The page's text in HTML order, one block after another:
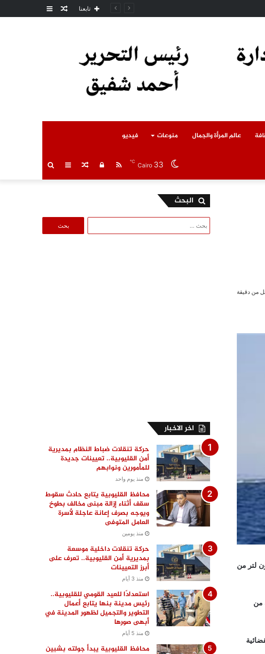
عمودمقال تابعنا
عالم المرأة والجمال منوعات فيديو
بحث عمود مقالتسجيل RSS Cairo 33
℃
من دقيقة
لتر من
من
البحث
عن:
اخر الاخبار
حركة تنقلات ضباط النظام بمديرية
أمن القليوبية.. تعيينات جديدة
للمأمورين ونوابهم
منذ يوم واحد
محافظ القليوبية يتابع حادث سقوط
سقف أثناء إزالة مبنى مخالف بطوخ
ويوجه بصرف إعانة عاجلة لأسرة
العامل المتوفى
منذ يومين
حركة تنقلات داخلية موسعة
بمديرية أمن القليوبية.. تعرف على
أبرز التعيينات
منذ 3 أيام
استعدادًا للعيد القومي للقليوبية..
رئيس مدينة بنها يتابع أعمال
التطوير والتجميل لظهور المدينة في
أبهى صورها
منذ 5 أيام
محافظ القليوبية يبدأ جولته بشبين